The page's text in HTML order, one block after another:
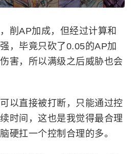
削AP加成，但经过计算和
，毕竟只砍了0.05的AP加
害，所以满级之后威胁也会
以直接被打断，只能通过控
时间，这也是我觉得最合理
硬扛一个控制合理的多。